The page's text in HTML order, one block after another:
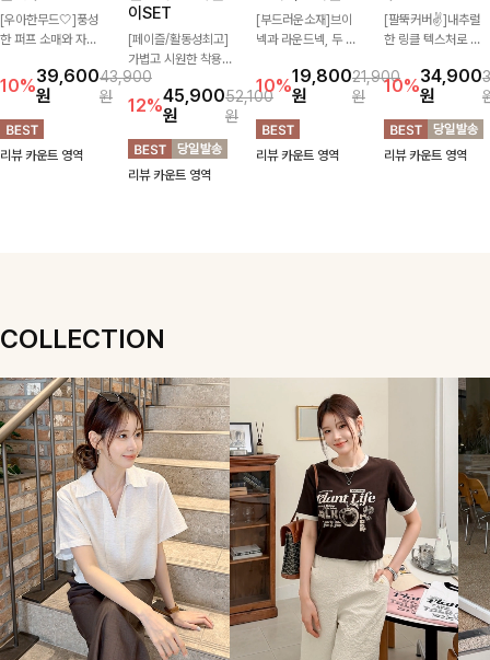
[우아한무드🤍]풍성
한 퍼프 소매와 자연
실루엣이 여성스러운
무드를 완성해주는 블
라우스 🤍 체형을 자
연스럽게 커버해주며
걸을 때마다 살랑이는
10%39,600
원
43,900
원
리뷰 카운트 영역
이SET
[페이즐/활동성최고]
가볍고 시원한 착용감
으로 여름 내내 부담
없이 즐기기 좋은 라
운드 니트 🤍 베이직
한 디자인으로 다양한
하의와 손쉽게 매치되
어 데일리하게 활용하
12%45,900
원
52,100
원
리뷰 카운트 영역
[부드러운소재]브이
넥과 라운드넥, 두 가
맞게 선택할 수 있는
활용도 높은 가디건
🤍 부드러운 착용감
과 베이직한 디자인으
로 단독은 물론 가볍
10%19,800
원
21,900
원
리뷰 카운트 영역
[팔뚝커버✌]내추럴
한 링클 텍스처로 분
블라우스🖤 브이넥
카라 디자인에 여유로
운 소매핏 더해져 여
리하면서도 시원한 무
드로 즐기기 좋아요-
10%34,900
원
리뷰 카운트 영역
COLLECTION